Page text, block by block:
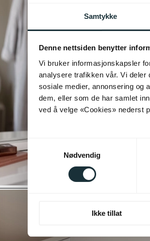
Samtykke
Denne nettsiden benytter
Vi bruker informasjonskapsler
analysere trafikken vår. Vi deler
sosiale medier, annonsering og
dem, eller som de har samlet
ved å velge «Cookies» nederst
Samtykkevalg
Nødvendig
Ikke tillat